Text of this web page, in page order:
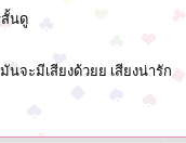
สั้นดู
จะมีเสียงด้วยย เสียงน่ารัก